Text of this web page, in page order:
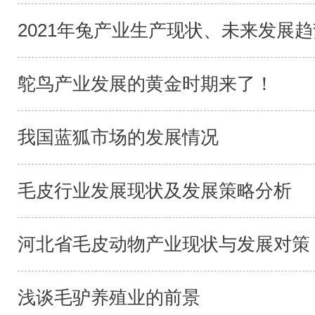
2021年兔产业生产现状、未来发展
鸵鸟产业发展的黄金时期来了！
我国蓝狐市场的发展情况
毛皮行业发展现状及发展策略分析
河北省毛皮动物产业现状与发展对策
浅谈毛驴养殖业的前景